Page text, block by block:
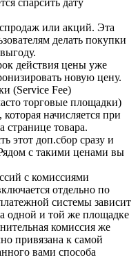
или акций. Эта
делать покупки
действия цены уже
новую цену.
(Service Fee)
торговые площадки)
начисляется при
товара.
этот доп.сбор сразу и
с такими ценами вы
с комиссиями
отдельно по
системы зависит
одной и той же площадке
комиссия же
привязана к самой
вами способа